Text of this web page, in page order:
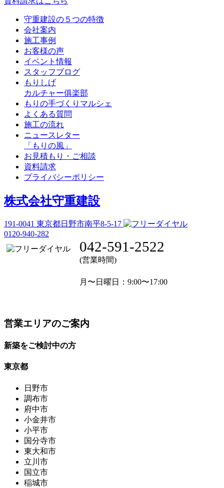
守重建設の５つの特徴
会社案内
施工事例
お客様の声
イベント情報
スタッフブログ
もりしげ
カルチャー俱楽部
もりの手づくりマルシェ
よくある質問
施工の流れ
ニュースレター
「もりの風」
お見積もり・ご相談
資料請求
プライバシーポリシー
株式会社守重建設
191-0041 東京都日野市南平8-5-17
0120-940-282
042-591-2522
(営業時間)
月〜日曜日 ：9:00〜17:00
営業エリアのご案内
新築をご検討中の方
東京都
日野市
調布市
府中市
小金井市
小平市
国分寺市
東大和市
立川市
国立市
稲城市